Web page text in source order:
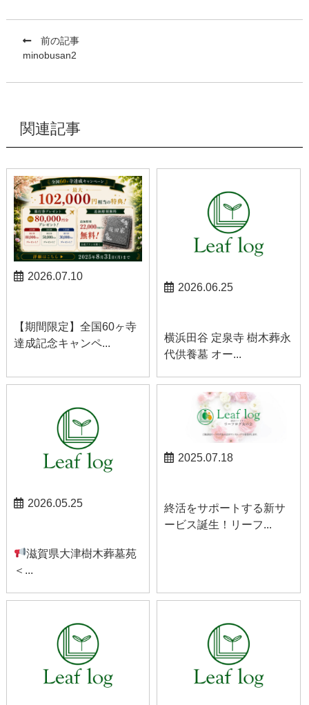
前の記事
minobusan2
関連記事
2026.07.10
【期間限定】全国60ヶ寺
達成記念キャンペ...
2026.06.25
横浜田谷 定泉寺 樹木葬永
代供養墓 オー...
2026.05.25
滋賀県大津樹木葬墓苑
＜...
2025.07.18
終活をサポートする新サ
ービス誕生！リーフ...